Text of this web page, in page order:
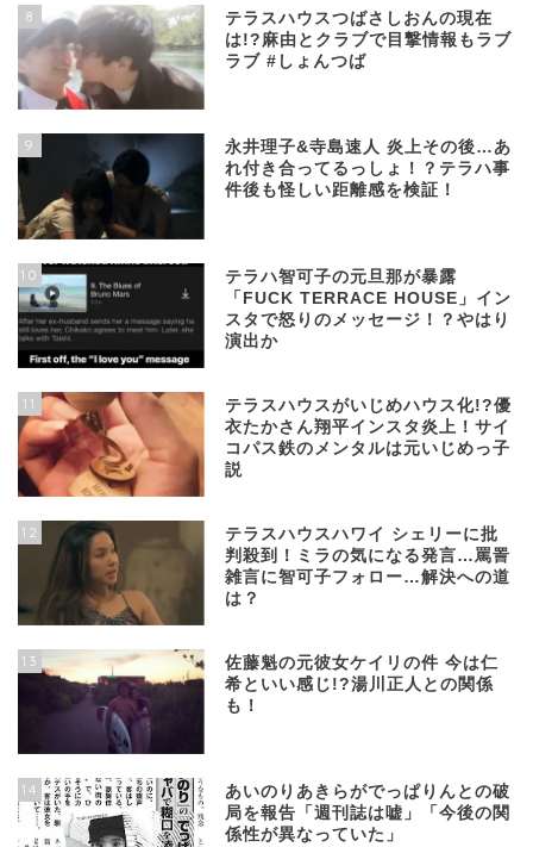
8
テラスハウスつばさしおんの現在
は!?麻由とクラブで目撃情報もラブ
ラブ #しょんつば
9
永井理子&寺島速人 炎上その後…あ
れ付き合ってるっしょ！？テラハ事
件後も怪しい距離感を検証！
10
テラハ智可子の元旦那が暴露
「FUCK TERRACE HOUSE」イン
スタで怒りのメッセージ！？やはり
演出か
11
テラスハウスがいじめハウス化!?優
衣たかさん翔平インスタ炎上！サイ
コパス鉄のメンタルは元いじめっ子
説
12
テラスハウスハワイ シェリーに批
判殺到！ミラの気になる発言…罵詈
雑言に智可子フォロー…解決への道
は？
13
佐藤魁の元彼女ケイリの件 今は仁
希といい感じ!?湯川正人との関係
も！
14
あいのりあきらがでっぱりんとの破
局を報告「週刊誌は嘘」「今後の関
係性が異なっていた」